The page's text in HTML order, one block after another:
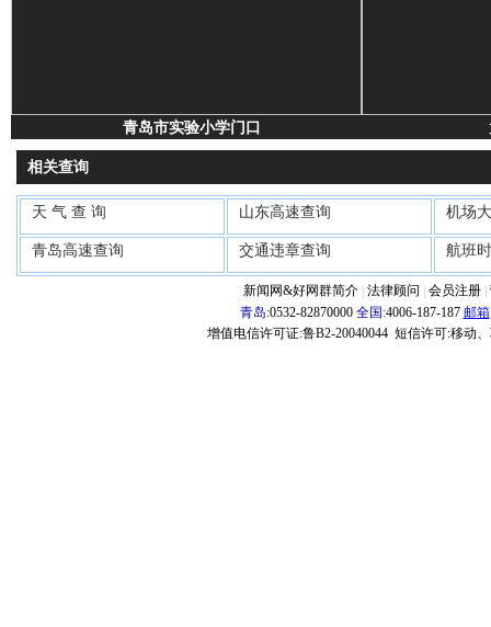
青岛市实验小学门口
相关查询
天 气 查 询 山东高速查询 机场
青岛高速查询 交通违章查询 航班